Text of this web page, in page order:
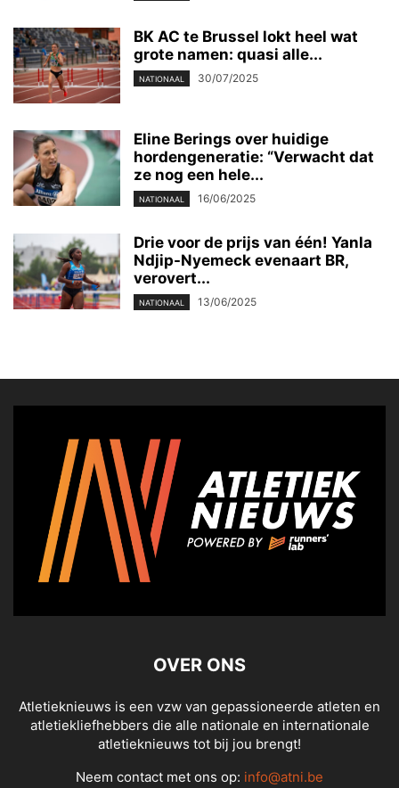
BK AC te Brussel lokt heel wat
grote namen: quasi alle...
NATIONAAL 30/07/2025
Eline Berings over huidige
hordengeneratie: “Verwacht dat
ze nog een hele...
NATIONAAL 16/06/2025
Drie voor de prijs van één! Yanla
Ndjip-Nyemeck evenaart BR,
verovert...
NATIONAAL 13/06/2025
OVER ONS
Atletieknieuws is een vzw van gepassioneerde atleten en
atletiekliefhebbers die alle nationale en internationale
atletieknieuws tot bij jou brengt!
Neem contact met ons op: info@atni.be